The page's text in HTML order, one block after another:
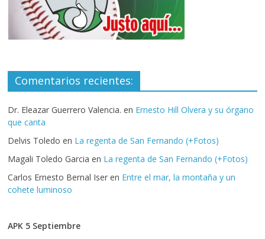
Comentarios recientes:
Dr. Eleazar Guerrero Valencia. en Ernesto Hill Olvera y su órgano
que canta
Delvis Toledo en La regenta de San Fernando (+Fotos)
Magali Toledo Garcia en La regenta de San Fernando (+Fotos)
Carlos Ernesto Bernal Iser en Entre el mar, la montaña y un
cohete luminoso
APK 5 Septiembre